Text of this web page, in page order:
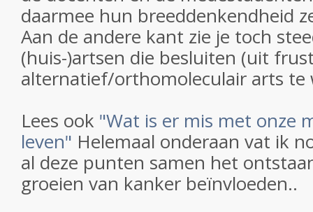
daarmee hun breeddenkendheid
Aan de andere kant zie je toch
(huis-)artsen die besluiten (uit
alternatief/orthomoleculair arts te
Lees ook "Wat is er mis met onze
leven" Helemaal onderaan vat ik
al deze punten samen het
groeien van kanker beïnvloeden..